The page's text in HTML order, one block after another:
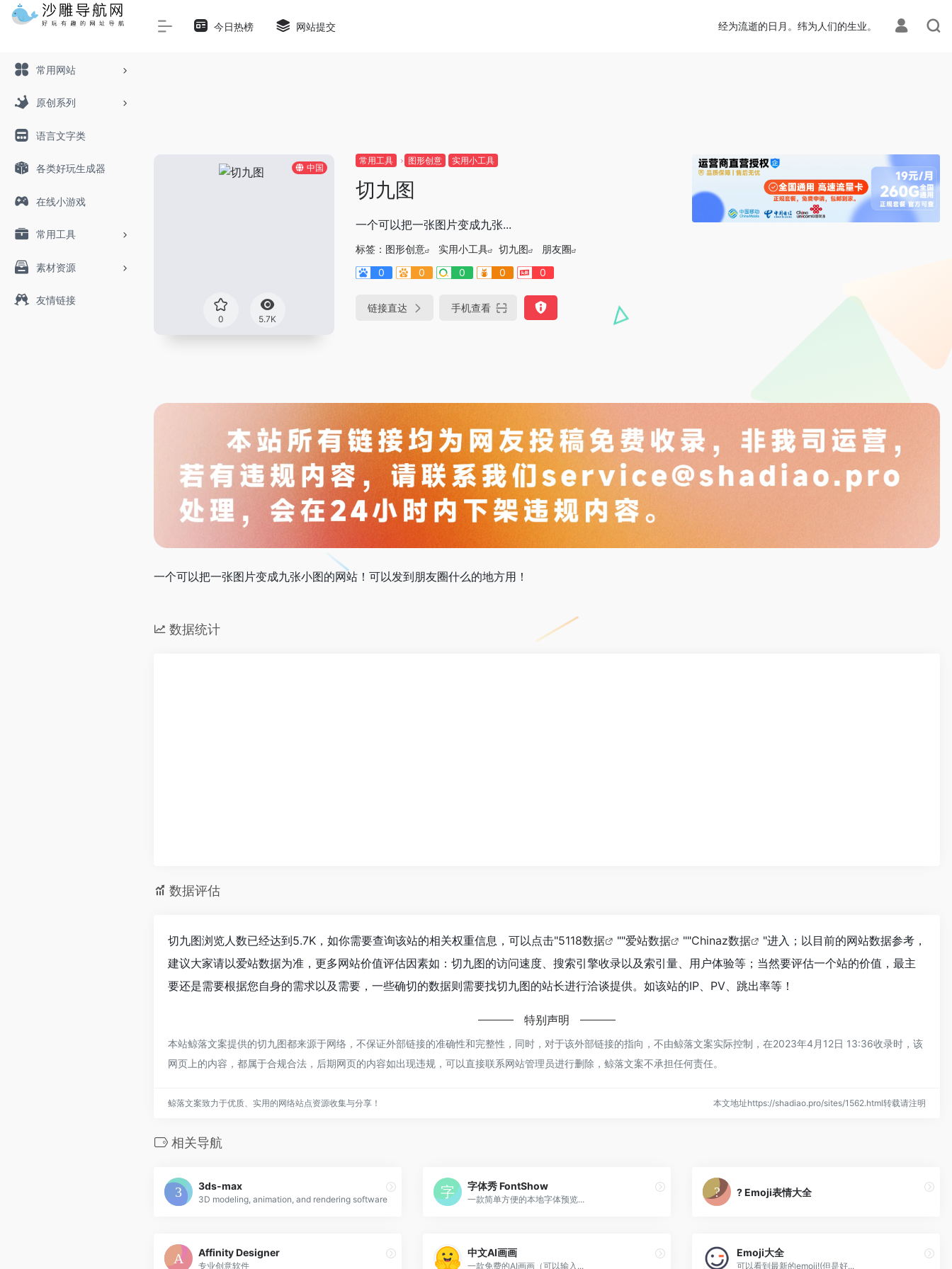
Warning: Array to string conversion in /www/wwwroot/shadiao.pro/wp-content/themes/onenav/inc/wp-optimization.php 113
常用网站
原创系列
语言文字类
各类好玩生成器
在线小游戏
常用工具
素材资源
友情链接
今日热榜 网站提交 经为流逝的日月。纬为人们的生业。
中国
0 5.7K
常用工具 图形创意 实用小工具
切九图
一个可以把一张图片变成九张...
标签： 图形创意 实用小工具 切九图
朋友圈
0
0 0 0 0
链接直达 手机查看
一个可以把一张图片变成九张小图的网站！可以发到朋友圈什么的地方用！
数据统计
数据评估
切九图浏览人数已经达到5.7K，如你需要查询该站的相关权重信息，可以点击"5118数据 ""爱站数据 ""Chinaz数据
"进入；以目前的网站数据参考，
建议大家请以爱站数据为准，更多网站价值评估因素如：切九图的访问速度、搜索引擎收录以及索引量、用户体验等；当然要评估一个站的价值，最主
要还是需要根据您自身的需求以及需要，一些确切的数据则需要找切九图的站长进行洽谈提供。如该站的IP、PV、跳出率等！
特别声明
本站鲸落文案提供的切九图都来源于网络，不保证外部链接的准确性和完整性，同时，对于该外部链接的指向，不由鲸落文案实际控制，在2023年4月12日 13:36收录时，该
网页上的内容，都属于合规合法，后期网页的内容如出现违规，可以直接联系网站管理员进行删除，鲸落文案不承担任何责任。
鲸落文案致力于优质、实用的网络站点资源收集与分享！ 本文地址https://shadiao.pro/sites/1562.html转载请注明
相关导航
3ds-max
3D modeling, animation, and rendering software
字体秀 FontShow
一款简单方便的本地字体预览...
? Emoji表情大全
Affinity Designer
专业创意软件
中文AI画画
一款免费的AI画画（可以输入...
Emoji大全
可以看到最新的emoji!(但是好...